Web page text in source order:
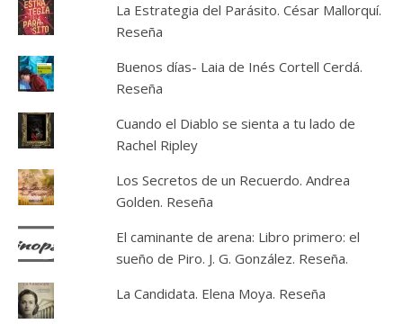
La Estrategia del Parásito. César Mallorquí.
Reseña
Buenos días- Laia de Inés Cortell Cerdá.
Reseña
Cuando el Diablo se sienta a tu lado de
Rachel Ripley
Los Secretos de un Recuerdo. Andrea
Golden. Reseña
El caminante de arena: Libro primero: el
sueño de Piro. J. G. González. Reseña.
La Candidata. Elena Moya. Reseña